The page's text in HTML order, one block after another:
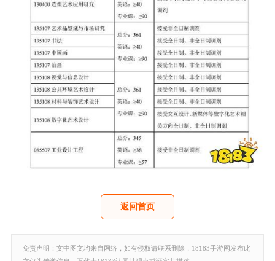
返回首页
免责声明：文中图文均来自网络，如有侵权请联系删除，18183手游网发布此